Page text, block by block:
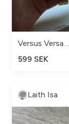
Versus Versace
599 SEK
Laith Isa